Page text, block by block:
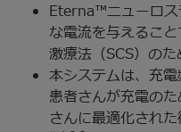
Eterna™ニューロス
な電流を与えるこ
激療法（SCS）のた
本システムは、充
患者さんが充電の
さんに最適化され